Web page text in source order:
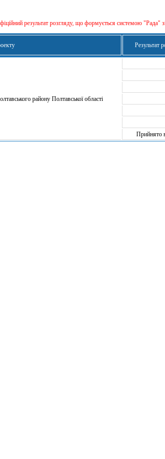
результат розгляду, що формується сиcтемою "Рада"
Результат
району Полтавської області
Прийнято